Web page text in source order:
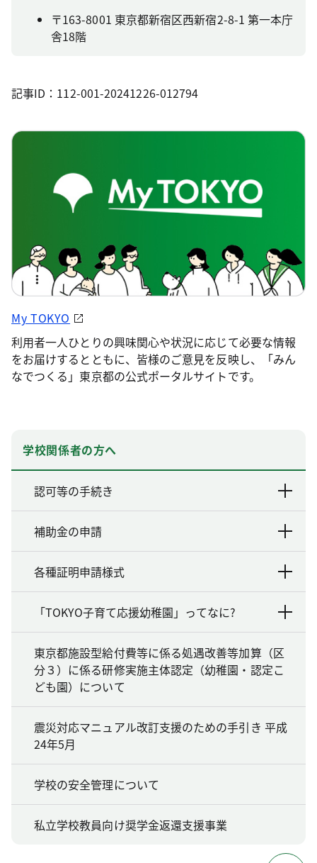
〒163-8001 東京都新宿区西新宿2-8-1 第一本庁
舎18階
記事ID：112-001-20241226-012794
My TOKYO
利用者一人ひとりの興味関心や状況に応じて必要な情報
をお届けするとともに、皆様のご意見を反映し、「みん
なでつくる」東京都の公式ポータルサイトです。
学校関係者の方へ
認可等の手続き
補助金の申請
各種証明申請様式
「TOKYO子育て応援幼稚園」ってなに?
東京都施設型給付費等に係る処遇改善等加算（区
分３）に係る研修実施主体認定（幼稚園・認定こ
ども園）について
震災対応マニュアル改訂支援のための手引き 平成
24年5月
学校の安全管理について
私立学校教員向け奨学金返還支援事業